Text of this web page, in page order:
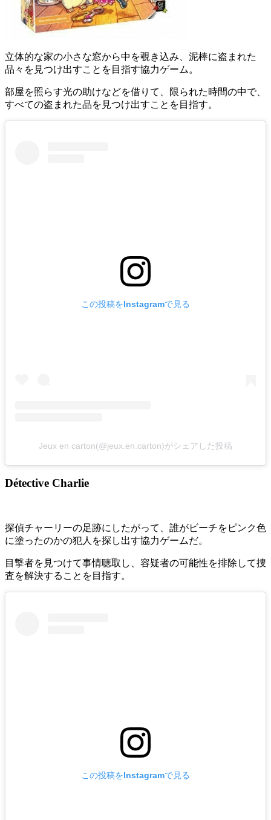
立体的な家の小さな窓から中を覗き込み、泥棒に盗まれた
品々を見つけ出すことを目指す協力ゲーム。
部屋を照らす光の助けなどを借りて、限られた時間の中で、
すべての盗まれた品を見つけ出すことを目指す。
この投稿をInstagramで見る
Jeux en carton(@jeux.en.carton)がシェアした投稿
Détective Charlie
探偵チャーリーの足跡にしたがって、誰がビーチをピンク色
に塗ったのかの犯人を探し出す協力ゲームだ。
目撃者を見つけて事情聴取し、容疑者の可能性を排除して捜
査を解決することを目指す。
この投稿をInstagramで見る